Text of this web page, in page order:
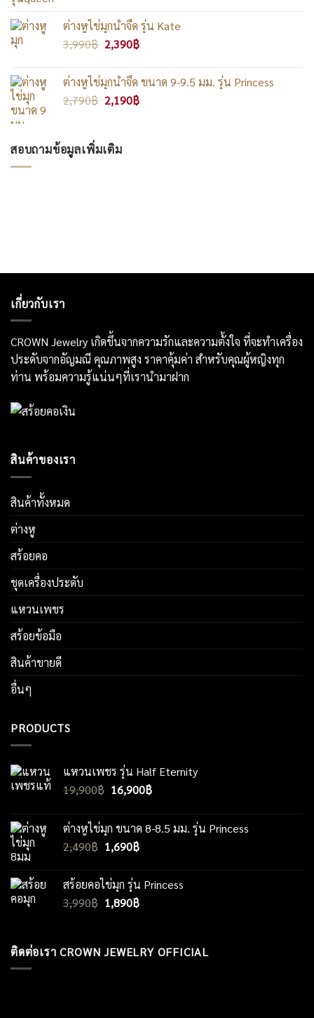
was:
3,590฿.
is:
2,490฿.
ต่างหูไข่มุกน้ำจืด รุ่น Kate
3,990฿ Original
was:
3,990฿.
2,390฿Current
2,390฿.
ต่างหูไข่มุกน้ำจืด ขนาด 9-9.5 มม. รุ่น Princess
2,790฿ Original
2,790฿.
2,190฿Current
สอบถามข้อมูลเพิ่มเติม
เกี่ยวกับเรา
CROWN Jewelry เกิดขึ้นจากความรักและความตั้งใจ ที่จะทำเครื่อง
ประดับจากอัญมณี คุณภาพสูง ราคาคุ้มค่า สำหรับคุณผู้หญิงทุก
ท่าน พร้อมความรู้แน่นๆที่เรานำมาฝาก
สินค้าของเรา
สินค้าทั้งหมด
ต่างหู
สร้อยคอ
ชุดเครื่องประดับ
แหวนเพชร
สร้อยข้อมือ
สินค้าขายดี
อื่นๆ
PRODUCTS
แหวนเพชร รุ่น Half Eternity
19,900฿ Original
19,900฿.
16,900฿Current
16,900฿.
ต่างหูไข่มุก ขนาด 8-8.5 มม. รุ่น Princess
2,490฿ Original
was:
2,490฿.
1,690฿Current
1,690฿.
สร้อยคอไข่มุก รุ่น Princess
3,990฿ Original
3,990฿.
1,890฿Current
1,890฿.
ติดต่อเรา CROWN JEWELRY OFFICIAL